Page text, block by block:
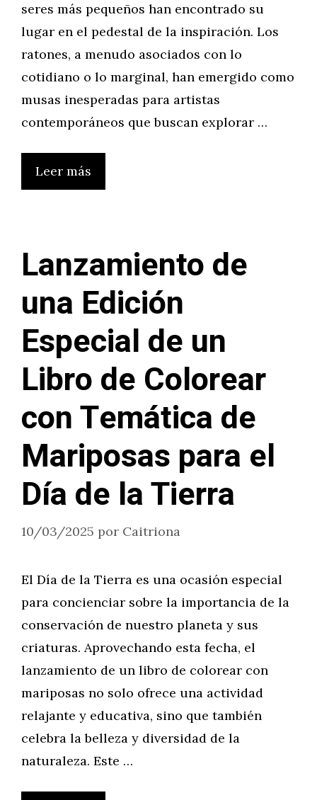
seres más pequeños han encontrado su
lugar en el pedestal de la inspiración. Los
ratones, a menudo asociados con lo
cotidiano o lo marginal, han emergido como
musas inesperadas para artistas
contemporáneos que buscan explorar …
Leer más
Lanzamiento de
una Edición
Especial de un
Libro de Colorear
con Temática de
Mariposas para el
Día de la Tierra
10/03/2025 por Caitriona
El Día de la Tierra es una ocasión especial
para concienciar sobre la importancia de la
conservación de nuestro planeta y sus
criaturas. Aprovechando esta fecha, el
lanzamiento de un libro de colorear con
mariposas no solo ofrece una actividad
relajante y educativa, sino que también
celebra la belleza y diversidad de la
naturaleza. Este …